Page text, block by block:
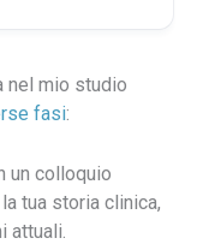
nel mio studio
fasi:
un colloquio
tua storia clinica,
attuali.